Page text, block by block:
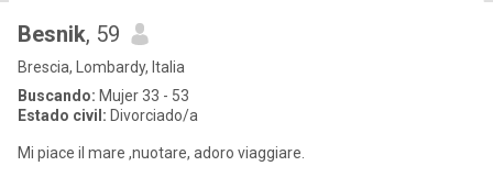
Besnik, 59
Brescia, Lombardy, Italia
Buscando: Mujer 33 - 53
Estado civil: Divorciado/a
Mi piace il mare ,nuotare, adoro viaggiare.